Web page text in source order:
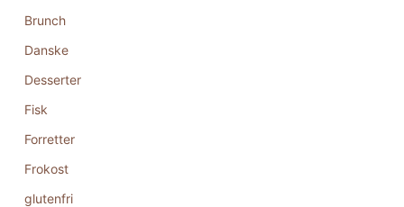
Brunch
Danske
Desserter
Fisk
Forretter
Frokost
glutenfri